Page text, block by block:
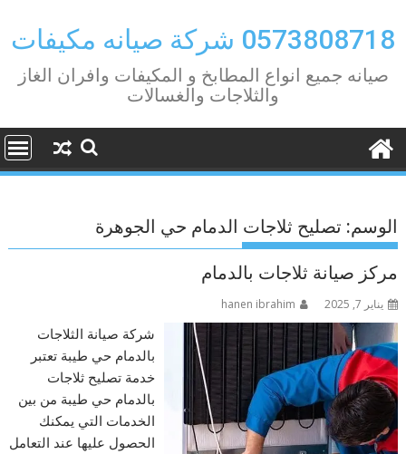
to
content
0573808718 شركة صيانه مكيفات
صيانه جميع انواع المطابخ و المكيفات وافران الغاز
والثلاجات والغسالات
الوسم: تصليح ثلاجات الدمام حي الجوهرة
مركز صيانة ثلاجات بالدمام
يناير 7, 2025 hanen ibrahim
شركة صيانة الثلاجات
بالدمام حي طيبة تعتبر
خدمة تصليح ثلاجات
بالدمام حي طيبة من بين
الخدمات التي يمكنك
الحصول عليها عند التعامل